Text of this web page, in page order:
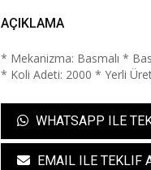
AÇIKLAMA
* Mekanizma: Basmalı *
* Koli Adeti: 2000 * Yerli
WHATSAPP ILE
EMAIL ILE TEKLIF